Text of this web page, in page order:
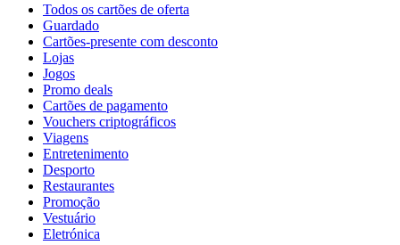
Todos os cartões de oferta
Guardado
Cartões-presente com desconto
Lojas
Jogos
Promo deals
Cartões de pagamento
Vouchers criptográficos
Viagens
Entretenimento
Desporto
Restaurantes
Promoção
Vestuário
Eletrónica